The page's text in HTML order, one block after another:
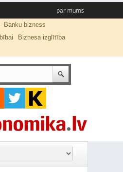
par mums
Banku bizness
Biznesa izglītība